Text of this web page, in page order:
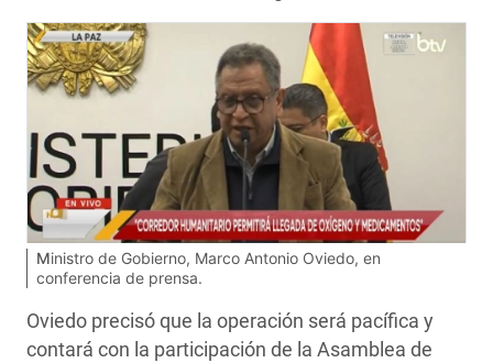
Ministro de Gobierno, Marco Antonio Oviedo, en
conferencia de prensa.
Oviedo precisó que la operación será pacífica y
contará con la participación de la Asamblea de